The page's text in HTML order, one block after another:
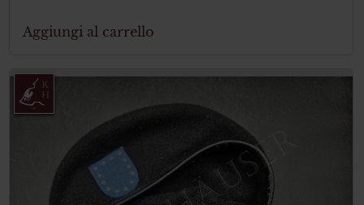
Aggiungi al carrello